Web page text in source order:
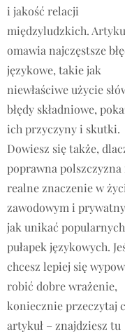
i jakość relacji
międzyludzkich.
omawia najczęstsze
językowe, takie jak
niewłaściwe użycie
błędy składniowe,
ich przyczyny i skutki.
Dowiesz się także,
poprawna polszczyzna
realne znaczenie w
zawodowym i
jak unikać popularnych
pułapek językowych.
chcesz lepiej się
robić dobre wrażenie,
koniecznie przeczytaj
artykuł – znajdziesz tu